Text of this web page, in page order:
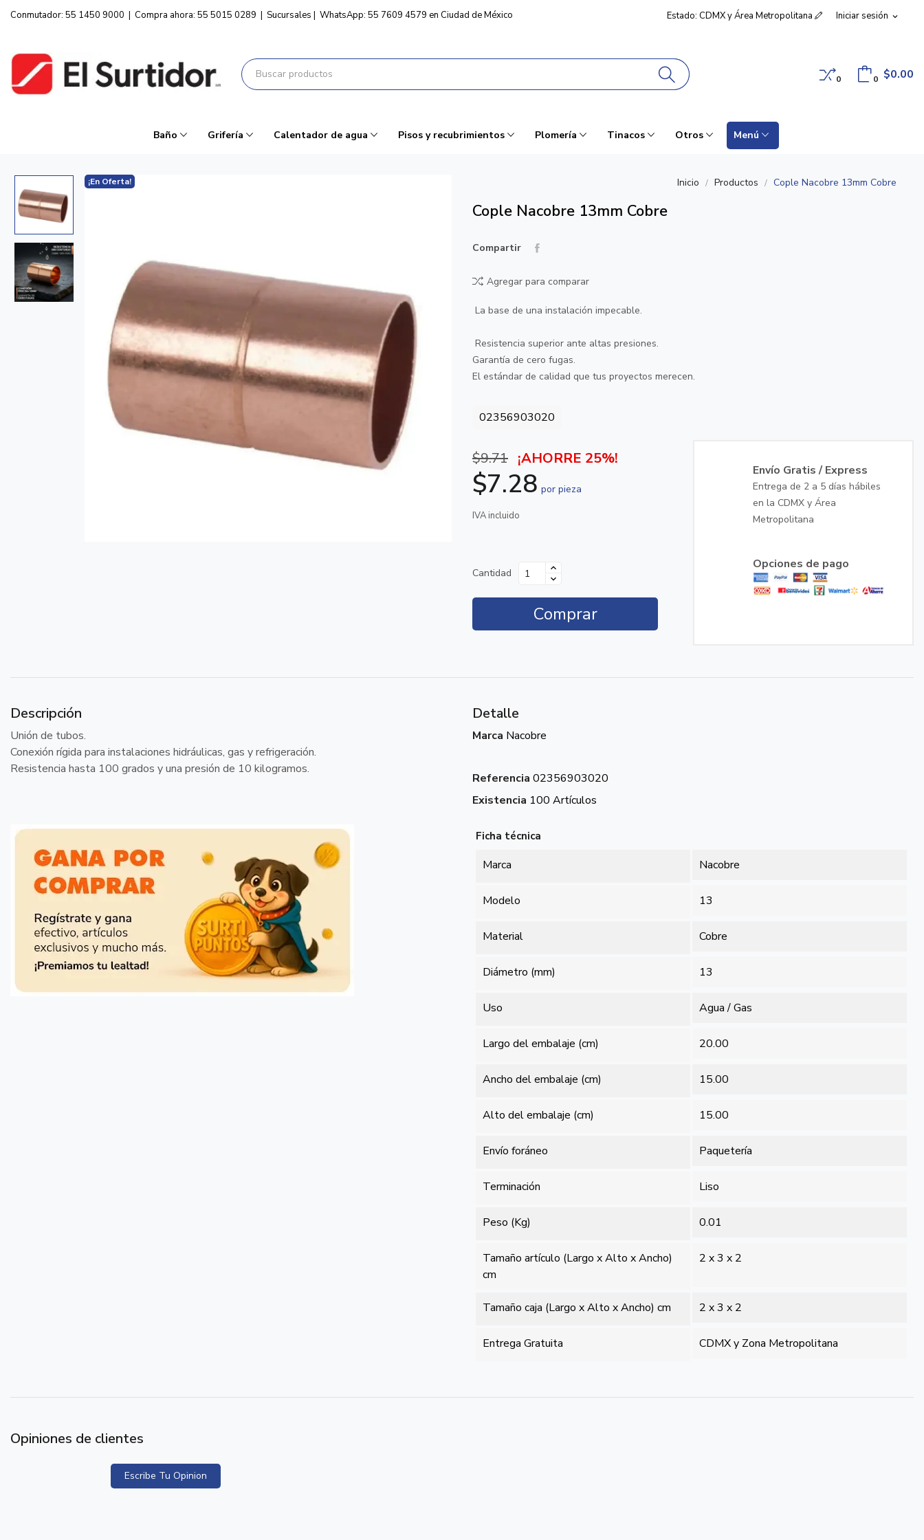
Iniciar sesión expand_more
Conmutador: 55 1450 9000 | Compra ahora: 55 5015 0289 | Sucursales | WhatsApp: 55 7609 4579 en Ciudad de México Estado: CDMX y Área Metropolitana
0 $0.00
0
Baño Grifería Calentador de agua Pisos y recubrimientos Plomería Tinacos Otros Menú
¡En Oferta! Inicio Productos Cople Nacobre 13mm Cobre
Cople Nacobre 13mm Cobre
Compartir
Agregar para comparar
La base de una instalación impecable.
Resistencia superior ante altas presiones.
Garantía de cero fugas.
El estándar de calidad que tus proyectos merecen.
02356903020
$9.71 ¡AHORRE 25%!
$7.28 por pieza
IVA incluido
Cantidad
Comprar
Envío Gratis / Express
Entrega de 2 a 5 días hábiles
en la CDMX y Área
Metropolitana
Opciones de pago
Descripción
Unión de tubos.
Conexión rígida para instalaciones hidráulicas, gas y refrigeración.
Resistencia hasta 100 grados y una presión de 10 kilogramos.
Detalle
Marca Nacobre
Referencia 02356903020
Existencia 100 Artículos
Ficha técnica
Marca Nacobre
Modelo 13
Material Cobre
Diámetro (mm) 13
Uso Agua / Gas
Largo del embalaje (cm) 20.00
Ancho del embalaje (cm) 15.00
Alto del embalaje (cm) 15.00
Envío foráneo Paquetería
Terminación Liso
Peso (Kg) 0.01
Tamaño artículo (Largo x Alto x Ancho)
cm
2 x 3 x 2
Tamaño caja (Largo x Alto x Ancho) cm 2 x 3 x 2
Entrega Gratuita CDMX y Zona Metropolitana
Opiniones de clientes
Escribe Tu Opinion